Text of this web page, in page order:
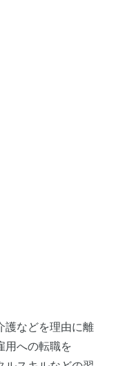
護などを理由に離
用への転職を